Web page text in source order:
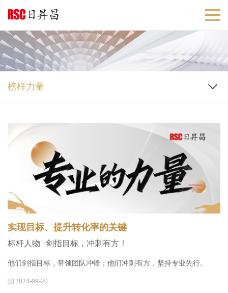
榜样力量
实现目标、提升转化率的关键
标杆人物 | 剑指目标，冲刺有方！
他们剑指目标，带领团队冲锋；他们冲刺有方，坚持专业先行。
2024-09-20